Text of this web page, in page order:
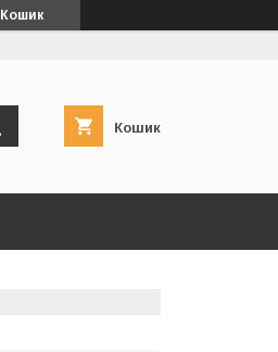
Кошик
Кошик